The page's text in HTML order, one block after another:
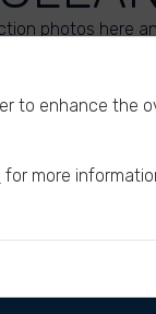
photos here
to enhance the
for more